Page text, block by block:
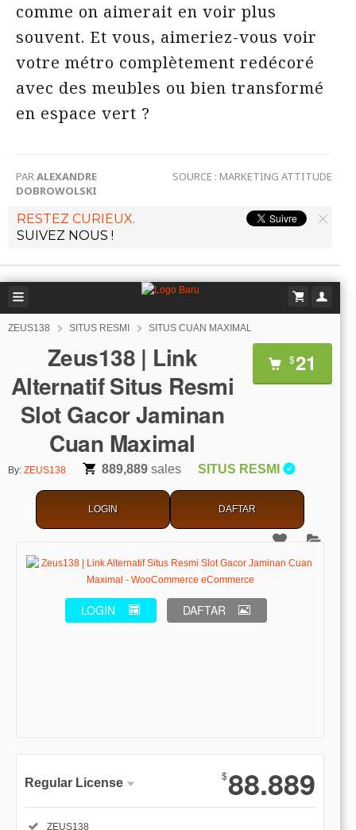
comme on aimerait en voir plus
souvent. Et vous, aimeriez-vous voir
votre métro complètement redécoré
avec des meubles ou bien transformé
en espace vert ?
SOURCE : MARKETING ATTITUDE
PARALEXANDRE
DOBROWOLSKI
RESTEZ CURIEUX.
SUIVEZ NOUS !
ZEUS138 SITUS RESMI SITUS CUAN MAXIMAL
Zeus138 | Link
Alternatif Situs Resmi
Slot Gacor Jaminan
Cuan Maximal
$21
By: ZEUS138 889,889 sales SITUS RESMI
LOGIN DAFTAR
LOGIN DAFTAR
Show More
Regular License
Regular
$88.889
Included:
ZEUS138